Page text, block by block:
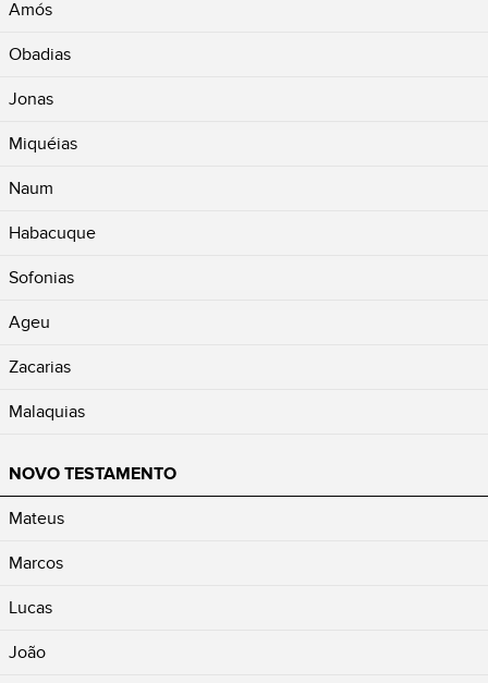
Amós
Obadias
Jonas
Miquéias
Naum
Habacuque
Sofonias
Ageu
Zacarias
Malaquias
NOVO TESTAMENTO
Mateus
Marcos
Lucas
João